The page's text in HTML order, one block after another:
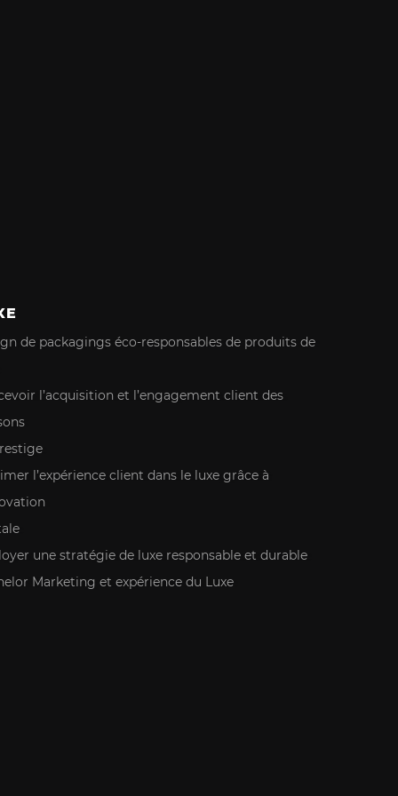
de packagings éco-responsables de produits de
l’acquisition et l’engagement client des
l’expérience client dans le luxe grâce à
une stratégie de luxe responsable et durable
Marketing et expérience du Luxe